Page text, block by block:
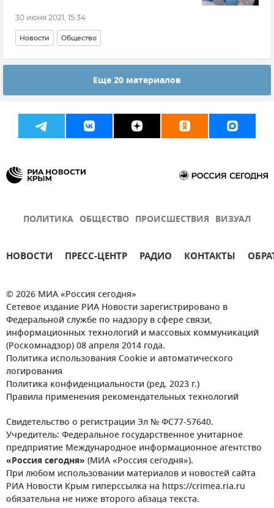
30 июня 2021, 15:34
Новости Общество
Еще 20 материалов
ПОЛИТИКА ОБЩЕСТВО ПРОИСШЕСТВИЯ ВИЗУАЛ
НОВОСТИ ПРЕСС-ЦЕНТР РАДИО КОНТАКТЫ
© 2026 МИА «Россия сегодня»
Сетевое издание РИА Новости зарегистрировано в
Федеральной службе по надзору в сфере связи,
информационных технологий и массовых коммуникаций
(Роскомнадзор) 08 апреля 2014 года.
Политика использования Cookie и автоматического
логирования
Политика конфиденциальности (ред. 2023 г.)
Правила применения рекомендательных технологий
Свидетельство о регистрации Эл № ФС77-57640.
Учредитель: Федеральное государственное унитарное
предприятие Международное информационное агентство
«Россия сегодня» (МИА «Россия сегодня»).
При любом использовании материалов и новостей сайта
РИА Новости Крым гиперссылка на https://crimea.ria.ru
обязательна не ниже второго абзаца текста.